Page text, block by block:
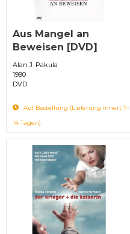
Aus Mangel an
Beweisen [DVD]
Alan J. Pakula
1990
DVD
Auf Bestellung (Lieferung innert 7-
14 Tagen)